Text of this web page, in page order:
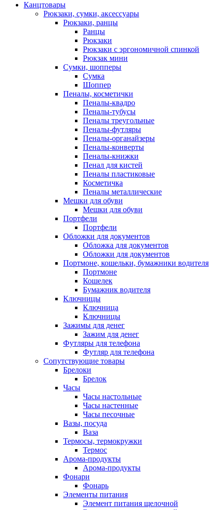
Канцтовары
Рюкзаки, сумки, аксессуары
Рюкзаки, ранцы
Ранцы
Рюкзаки
Рюкзаки с эргономичной спинкой
Рюкзак мини
Сумки, шопперы
Сумка
Шоппер
Пеналы, косметички
Пеналы-квадро
Пеналы-тубусы
Пеналы треугольные
Пеналы-футляры
Пеналы-органайзеры
Пеналы-конверты
Пеналы-книжки
Пенал для кистей
Пеналы пластиковые
Косметичка
Пеналы металлические
Мешки для обуви
Мешки для обуви
Портфели
Портфели
Обложки для документов
Обложка для документов
Обложки для документов
Портмоне, кошельки, бумажники водителя
Портмоне
Кошелек
Бумажник водителя
Ключницы
Ключница
Ключницы
Зажимы для денег
Зажим для денег
Футляры для телефона
Футляр для телефона
Сопутствующие товары
Брелоки
Брелок
Часы
Часы настольные
Часы настенные
Часы песочные
Вазы, посуда
Ваза
Термосы, термокружки
Термос
Арома-продукты
Арома-продукты
Фонари
Фонарь
Элементы питания
Элемент питания щелочной